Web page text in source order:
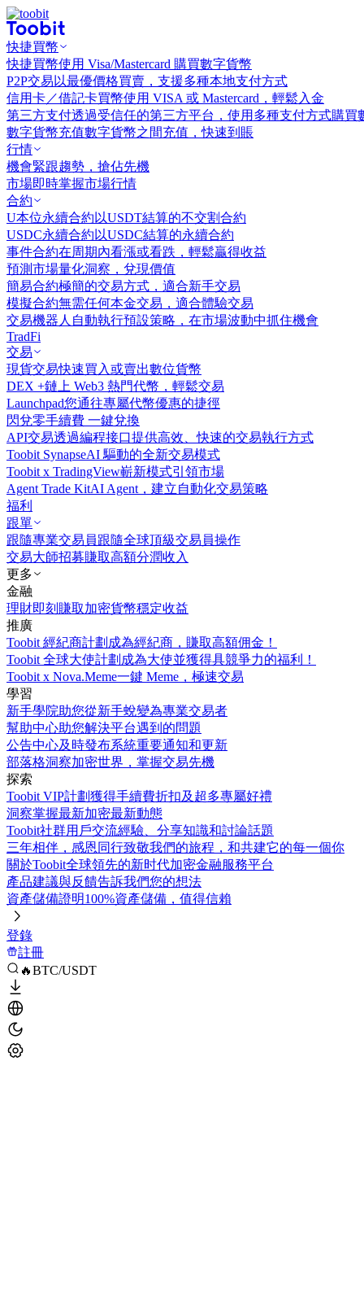
快捷買幣
快捷買幣使用 Visa/Mastercard 購買數字貨幣
P2P交易 以最優價格買賣，支援多種本地支付方式
信用卡／借記卡買幣使用 VISA 或 Mastercard，輕鬆入金
第三方支付透過受信任的第三方平台，使用多種支付方式購買
數字貨幣充值數字貨幣之間充值，快速到賬
行情
機會緊跟趨勢，搶佔先機
市場即時掌握市場行情
合約
U本位永續合約 以USDT結算的不交割合約
USDC永續合約 以USDC結算的永續合約
事件合約在周期內看漲或看跌，輕鬆贏得收益
預測市場量化洞察，兌現價值
簡易合約極簡的交易方式，適合新手交易
模擬合約無需任何本金交易，適合體驗交易
交易機器人 自動執行預設策略，在市場波動中抓住機會
TradFi
交易
現貨交易快速買入或賣出數位貨幣
DEX +鏈上 Web3 熱門代幣，輕鬆交易
Launchpad您通往專屬代幣優惠的捷徑
閃兌零手續費 一鍵兌換
API交易透過編程接口提供高效、快速的交易執行方式
Toobit SynapseAI 驅動的全新交易模式
Toobit x TradingView嶄新模式引領市場
Agent Trade KitAI Agent，建立自動化交易策略
福利
跟單
跟隨專業交易員跟隨全球頂級交易員操作
交易大師招募賺取高額分潤收入
更多
金融
理財即刻賺取加密貨幣穩定收益
推廣
Toobit 經紀商計劃 成為經紀商，賺取高額佣金！
Toobit 全球大使計劃 成為大使並獲得具競爭力的福利！
Toobit x Nova.Meme一鍵 Meme，極速交易
學習
新手學院助您從新手蛻變為專業交易者
幫助中心助您解決平台遇到的問題
公告中心及時發布系統重要通知和更新
部落格洞察加密世界，掌握交易先機
探索
Toobit VIP計劃獲得手續費折扣及超多專屬好禮
洞察掌握最新加密最新動態
Toobit社群用戶交流經驗、分享知識和討論話題
三年相伴，感恩同行致敬我們的旅程，和共建它的每一個你
關於Toobit全球領先的新时代加密金融服務平台
產品建議與反饋告訴我們您的想法
資產儲備證明100%資產儲備，值得信賴
登錄
註冊
🔥BTC/USDT